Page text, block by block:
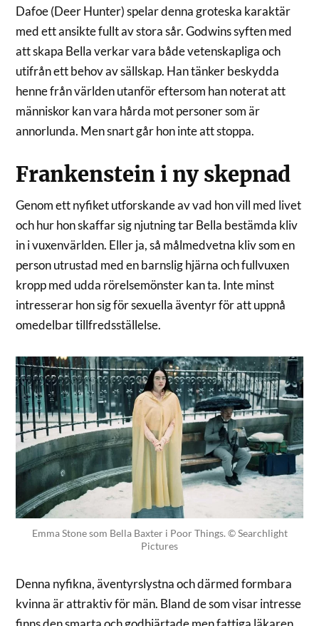
Dafoe (Deer Hunter) spelar denna groteska karaktär
med ett ansikte fullt av stora sår. Godwins syften med
att skapa Bella verkar vara både vetenskapliga och
utifrån ett behov av sällskap. Han tänker beskydda
henne från världen utanför eftersom han noterat att
människor kan vara hårda mot personer som är
annorlunda. Men snart går hon inte att stoppa.
Frankenstein i ny skepnad
Genom ett nyfiket utforskande av vad hon vill med livet
och hur hon skaffar sig njutning tar Bella bestämda kliv
in i vuxenvärlden. Eller ja, så målmedvetna kliv som en
person utrustad med en barnslig hjärna och fullvuxen
kropp med udda rörelsemönster kan ta. Inte minst
intresserar hon sig för sexuella äventyr för att uppnå
omedelbar tillfredsställelse.
Emma Stone som Bella Baxter i Poor Things. © Searchlight
Pictures
Denna nyfikna, äventyrslystna och därmed formbara
kvinna är attraktiv för män. Bland de som visar intresse